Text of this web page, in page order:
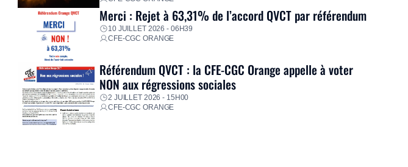
Merci : Rejet à 63,31% de l’accord QVCT par référendum
10 JUILLET 2026 - 06H39
CFE-CGC ORANGE
Référendum QVCT : la CFE-CGC Orange appelle à voter
NON aux régressions sociales
2 JUILLET 2026 - 15H00
CFE-CGC ORANGE